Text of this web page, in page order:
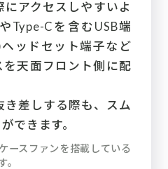
アクセスしやすいよ
Type-Cを含むUSB端
ッドセット端子など
を天面フロント側に配
差しする際も、スム
できます。
ースファンを搭載している
。